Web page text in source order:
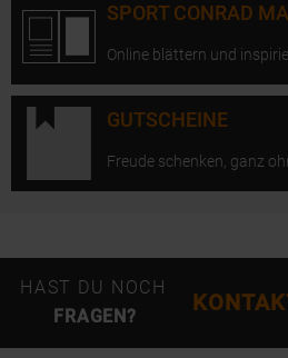
SPORT CONRAD
Online blättern und
GUTSCHEINE
Freude schenken, ganz
HAST DU NOCH
FRAGEN?